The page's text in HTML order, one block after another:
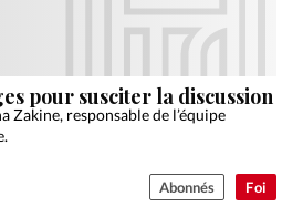
Foi
pour susciter la discussion
Zakine, responsable de l’équipe
Abonnés